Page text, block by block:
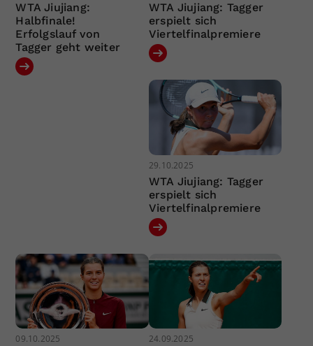
WTA Jiujiang:
Halbfinale!
Erfolgslauf von
Tagger geht weiter
WTA Jiujiang: Tagger
erspielt sich
Viertelfinalpremiere
29.10.2025
WTA Jiujiang: Tagger
erspielt sich
Viertelfinalpremiere
09.10.2025 24.09.2025